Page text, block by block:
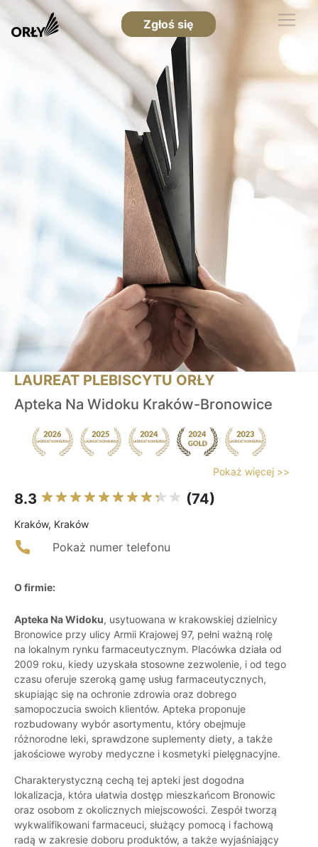
Zgłoś się
LAUREAT PLEBISCYTU ORŁY
Apteka Na Widoku Kraków-Bronowice
Pokaż więcej >>
8.3 (74)
Kraków, Kraków
Pokaż numer telefonu
O firmie:
Apteka Na Widoku, usytuowana w krakowskiej dzielnicy
Bronowice przy ulicy Armii Krajowej 97, pełni ważną rolę
na lokalnym rynku farmaceutycznym. Placówka działa od
2009 roku, kiedy uzyskała stosowne zezwolenie, i od tego
czasu oferuje szeroką gamę usług farmaceutycznych,
skupiając się na ochronie zdrowia oraz dobrego
samopoczucia swoich klientów. Apteka proponuje
rozbudowany wybór asortymentu, który obejmuje
różnorodne leki, sprawdzone suplementy diety, a także
jakościowe wyroby medyczne i kosmetyki pielęgnacyjne.
Charakterystyczną cechą tej apteki jest dogodna
lokalizacja, która ułatwia dostęp mieszkańcom Bronowic
oraz osobom z okolicznych miejscowości. Zespół tworzą
wykwalifikowani farmaceuci, służący pomocą i fachową
radą w zakresie doboru produktów, a także wyjaśniający